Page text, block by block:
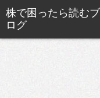
株で困ったら読むブ
ログ